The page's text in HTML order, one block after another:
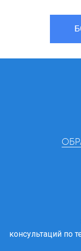
консультаций по